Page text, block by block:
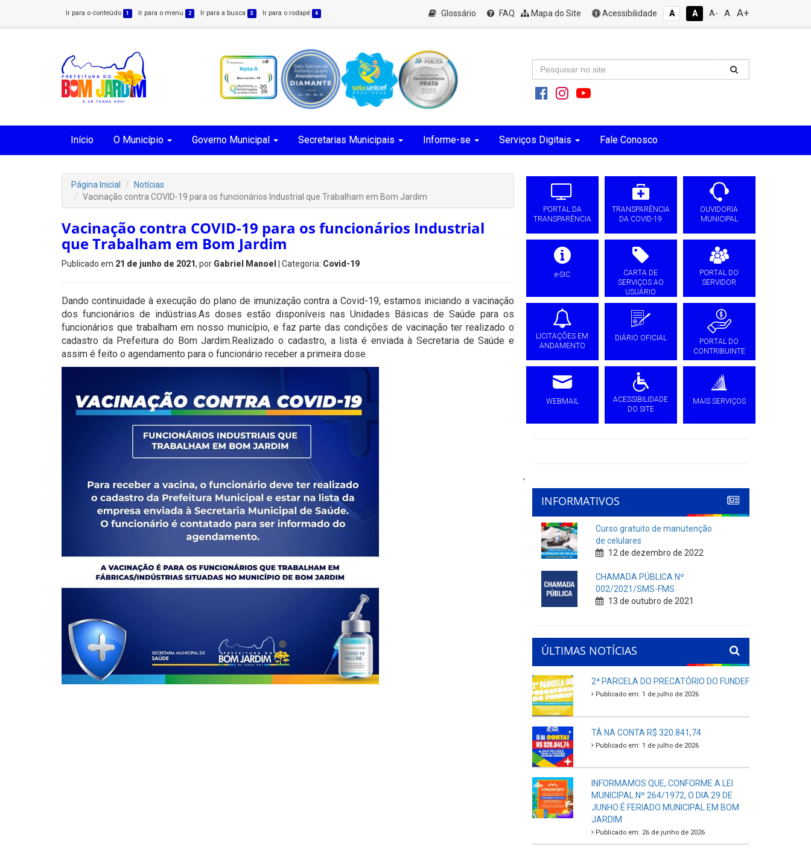
Ir para o conteúdo 1 Ir para o menu 2 Ir para a busca 3 Ir para o rodapé 4 Glossário FAQ Mapa do Site Acessibilidade A A A- A A+
Início O Município Governo Municipal Secretarias Municipais Informe-se Serviços Digitais Fale Conosco
Página Inicial
Notícias
Vacinação contra COVID-19 para os funcionários Industrial que Trabalham em Bom Jardim
Vacinação contra COVID-19 para os funcionários Industrial
que Trabalham em Bom Jardim
Publicado em 21 de junho de 2021, por Gabriel Manoel | Categoria: Covid-19
Dando continuidade à execução do plano de imunização contra a Covid-19, estamos iniciando a vacinação
dos funcionários de indústrias.As doses estão disponíveis nas Unidades Básicas de Saúde para os
funcionários que trabalham em nosso município, e faz parte das condições de vacinação ter realizado o
cadastro da Prefeitura do Bom Jardim.Realizado o cadastro, a lista é enviada à Secretaria de Saúde e
assim é feito o agendamento para o funcionário receber a primeira dose.
PORTAL DA
TRANSPARÊNCIA
TRANSPARÊNCIA
DA COVID-19
OUVIDORIA
MUNICIPAL
e-SIC
CARTA DE
SERVIÇOS AO
USUÁRIO
PORTAL DO
SERVIDOR
LICITAÇÕES EM
ANDAMENTO
DIÁRIO OFICIAL
PORTAL DO
CONTRIBUINTE
WEBMAIL
ACESSIBILIDADE
DO SITE
MAIS SERVIÇOS
'
INFORMATIVOS
Curso gratuito de manutenção
de celulares
12 de dezembro de 2022
CHAMADA PÚBLICA Nº
002/2021/SMS-FMS
13 de outubro de 2021
ÚLTIMAS NOTÍCIAS
2ª PARCELA DO PRECATÓRIO DO FUNDEF
Publicado em: 1 de julho de 2026
TÁ NA CONTA R$ 320.841,74
Publicado em: 1 de julho de 2026
INFORMAMOS QUE, CONFORME A LEI
MUNICIPAL Nº 264/1972, O DIA 29 DE
JUNHO É FERIADO MUNICIPAL EM BOM
JARDIM
Publicado em: 26 de junho de 2026